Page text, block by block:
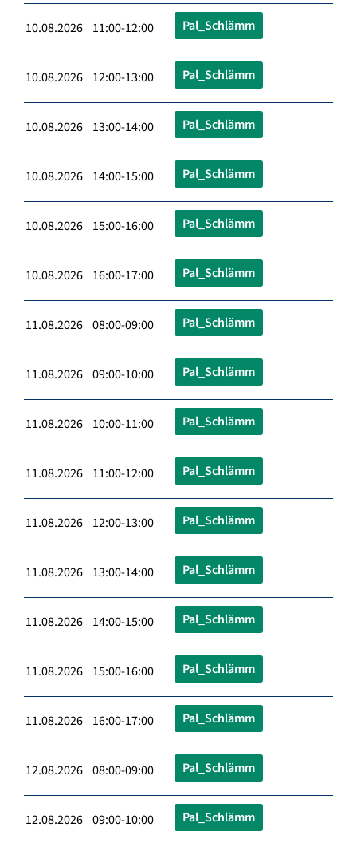
10.08.2026 11:00-12:00 Pal_Schlämm
10.08.2026 12:00-13:00 Pal_Schlämm
10.08.2026 13:00-14:00 Pal_Schlämm
10.08.2026 14:00-15:00 Pal_Schlämm
10.08.2026 15:00-16:00 Pal_Schlämm
10.08.2026 16:00-17:00 Pal_Schlämm
11.08.2026 08:00-09:00 Pal_Schlämm
11.08.2026 09:00-10:00 Pal_Schlämm
11.08.2026 10:00-11:00 Pal_Schlämm
11.08.2026 11:00-12:00 Pal_Schlämm
11.08.2026 12:00-13:00 Pal_Schlämm
11.08.2026 13:00-14:00 Pal_Schlämm
11.08.2026 14:00-15:00 Pal_Schlämm
11.08.2026 15:00-16:00 Pal_Schlämm
11.08.2026 16:00-17:00 Pal_Schlämm
12.08.2026 08:00-09:00 Pal_Schlämm
12.08.2026 09:00-10:00 Pal_Schlämm